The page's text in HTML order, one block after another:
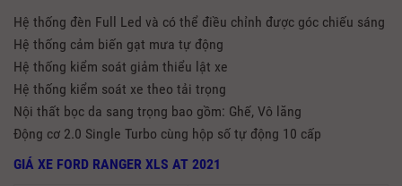
Hệ thống đèn Full Led và có thể điều chỉnh được góc chiếu sáng
Hệ thống cảm biến gạt mưa tự động
Hệ thống kiểm soát giảm thiểu lật xe
Hệ thống kiểm soát xe theo tải trọng
Nội thất bọc da sang trọng bao gồm: Ghế, Vô lăng
Động cơ 2.0 Single Turbo cùng hộp số tự động 10 cấp
GIÁ XE FORD RANGER XLS AT 2021